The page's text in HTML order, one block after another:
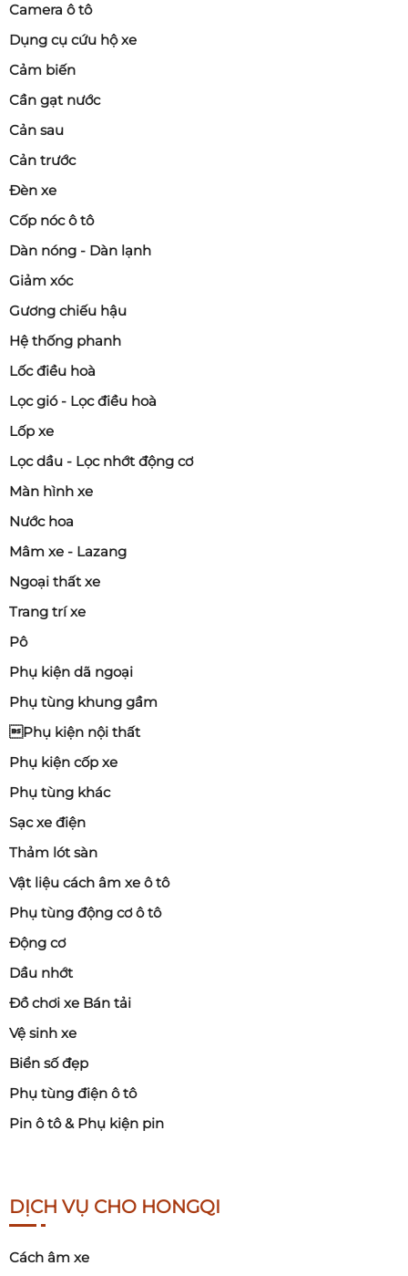
Camera ô tô
Dụng cụ cứu hộ xe
Cảm biến
Cần gạt nước
Cản sau
Cản trước
Đèn xe
Cốp nóc ô tô
Dàn nóng - Dàn lạnh
Giảm xóc
Gương chiếu hậu
Hệ thống phanh
Lốc điều hoà
Lọc gió - Lọc điều hoà
Lốp xe
Lọc dầu - Lọc nhớt động cơ
Màn hình xe
Nước hoa
Mâm xe - Lazang
Ngoại thất xe
Trang trí xe
Pô
Phụ kiện dã ngoại
Phụ tùng khung gầm
Phụ kiện nội thất
Phụ kiện cốp xe
Phụ tùng khác
Sạc xe điện
Thảm lót sàn
Vật liệu cách âm xe ô tô
Phụ tùng động cơ ô tô
Động cơ
Dầu nhớt
Đồ chơi xe Bán tải
Vệ sinh xe
Biển số đẹp
Phụ tùng điện ô tô
Pin ô tô & Phụ kiện pin
DỊCH VỤ CHO HONGQI
Cách âm xe